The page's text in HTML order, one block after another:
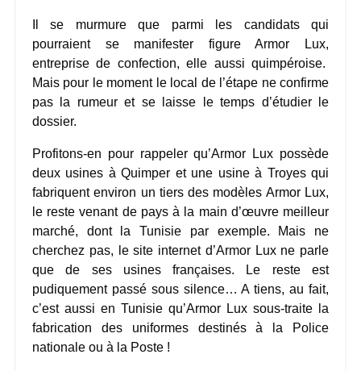
Il se murmure que parmi les candidats qui
pourraient se manifester figure Armor Lux,
entreprise de confection, elle aussi quimpéroise.
Mais pour le moment le local de l’étape ne confirme
pas la rumeur et se laisse le temps d’étudier le
dossier.
Profitons-en pour rappeler qu’Armor Lux possède
deux usines à Quimper et une usine à Troyes qui
fabriquent environ un tiers des modèles Armor Lux,
le reste venant de pays à la main d’œuvre meilleur
marché, dont la Tunisie par exemple. Mais ne
cherchez pas, le site internet d’Armor Lux ne parle
que de ses usines françaises. Le reste est
pudiquement passé sous silence… A tiens, au fait,
c’est aussi en Tunisie qu’Armor Lux sous-traite la
fabrication des uniformes destinés à la Police
nationale ou à la Poste !